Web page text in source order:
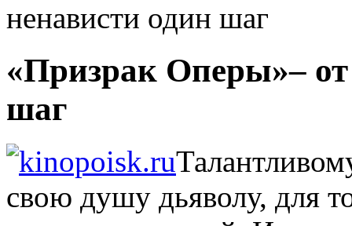
ненависти один шаг
«Призрак Оперы»–
шаг
свою душу дьяволу, для